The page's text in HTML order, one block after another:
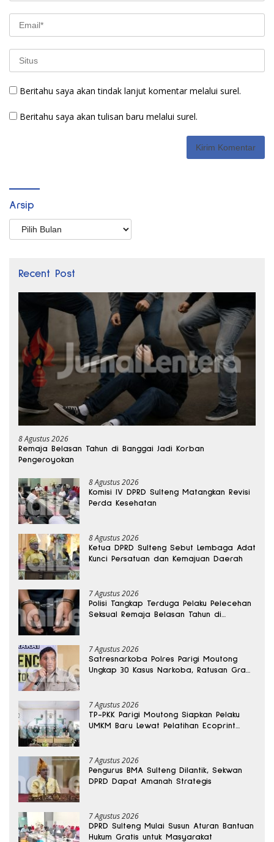
Beritahu saya akan tindak lanjut komentar melalui surel.
Beritahu saya akan tulisan baru melalui surel.
Arsip
Arsip
Recent Post
8 Agustus 2026
Remaja Belasan Tahun di Banggai Jadi Korban
Pengeroyokan
8 Agustus 2026
Komisi IV DPRD Sulteng Matangkan Revisi
Perda Kesehatan
8 Agustus 2026
Ketua DPRD Sulteng Sebut Lembaga Adat
Kunci Persatuan dan Kemajuan Daerah
7 Agustus 2026
Polisi Tangkap Terduga Pelaku Pelecehan
Seksual Remaja Belasan Tahun di
7 Agustus 2026
Satresnarkoba Polres Parigi Moutong
Ungkap 30 Kasus Narkoba, Ratusan Gram
7 Agustus 2026
TP-PKK Parigi Moutong Siapkan Pelaku
UMKM Baru Lewat Pelatihan Ecoprint
7 Agustus 2026
Pengurus BMA Sulteng Dilantik, Sekwan
DPRD Dapat Amanah Strategis
7 Agustus 2026
DPRD Sulteng Mulai Susun Aturan Bantuan
Hukum Gratis untuk Masyarakat